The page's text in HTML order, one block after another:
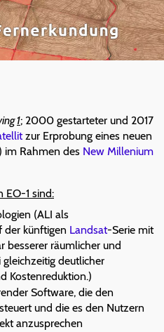
1; 2000 gestarteter und 2017
zur Erprobung eines neuen
im Rahmen des New Millenium
EO-1 sind:
(ALI als
der künftigen Landsat-Serie mit
besserer räumlicher und
gleichzeitig deutlicher
Kostenreduktion.)
Software, die den
und die es den Nutzern
anzusprechen